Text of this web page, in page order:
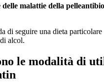
delle malattie della pelle
di seguire una dieta
alcol.
le modalità di